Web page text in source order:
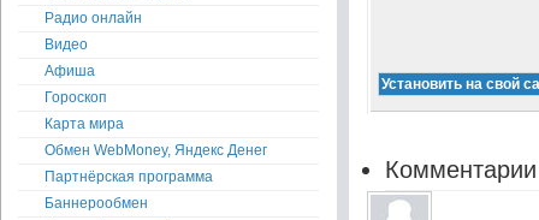
Радио онлайн
Видео
Афиша
Гороскоп
Карта мира
Обмен WebMoney, Яндекс Денег
Партнёрская программа
Баннерообмен